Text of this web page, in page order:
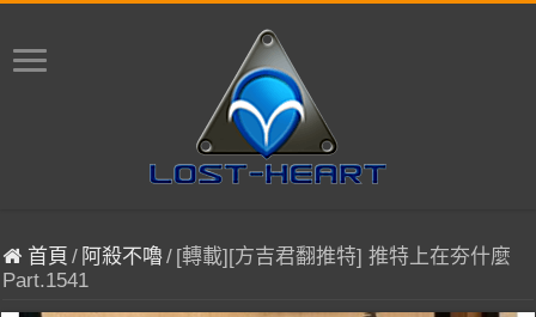
首頁 / 阿殺不嚕/ [轉載][方吉君翻推特] 推特上在夯什麼
Part.1541